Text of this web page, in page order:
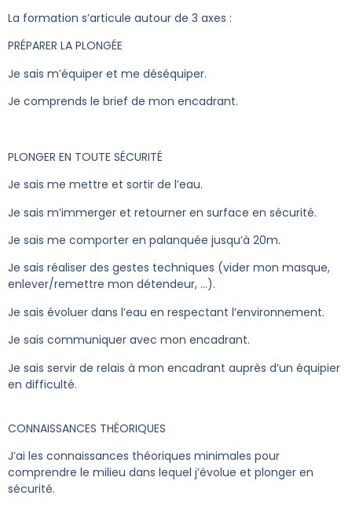
La formation s’articule autour de 3 axes :
PRÉPARER LA PLONGÉE
Je sais m’équiper et me déséquiper.
Je comprends le brief de mon encadrant.
PLONGER EN TOUTE SÉCURITÉ
Je sais me mettre et sortir de l’eau.
Je sais m’immerger et retourner en surface en sécurité.
Je sais me comporter en palanquée jusqu’à 20m.
Je sais réaliser des gestes techniques (vider mon masque,
enlever/remettre mon détendeur, …).
Je sais évoluer dans l’eau en respectant l’environnement.
Je sais communiquer avec mon encadrant.
Je sais servir de relais à mon encadrant auprès d’un équipier
en difficulté.
CONNAISSANCES THÉORIQUES
J’ai les connaissances théoriques minimales pour
comprendre le milieu dans lequel j’évolue et plonger en
sécurité.